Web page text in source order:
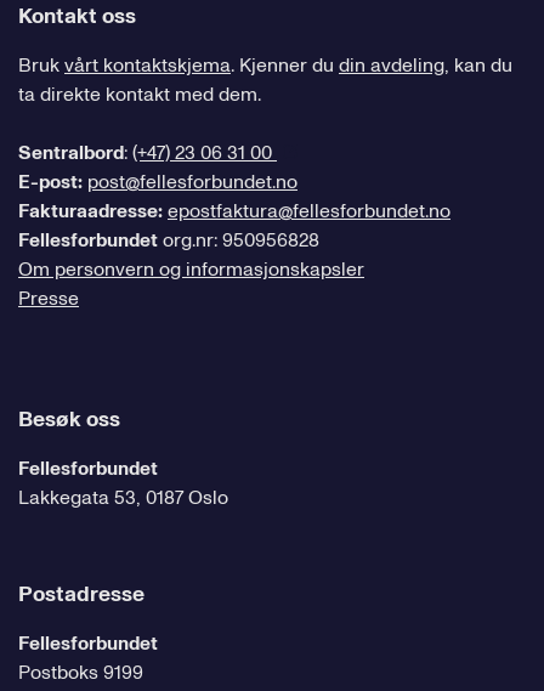
Kontakt oss
Brukvårt kontaktskjema. Kjenner du din avdeling, kan du
ta direkte kontakt med dem.
Sentralbord:(+47) 23 06 31 00
E-post: post@fellesforbundet.no
Fakturaadresse:epostfaktura@fellesforbundet.no
Fellesforbundetorg.nr: 950956828
Om personvern og informasjonskapsler
Presse
Besøk oss
Fellesforbundet
Lakkegata 53, 0187 Oslo
Postadresse
Fellesforbundet
Postboks 9199